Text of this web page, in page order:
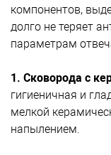
компонентов,
долго не теряет
параметрам
1. Сковорода с
гигиеничная и
мелкой
напылением.